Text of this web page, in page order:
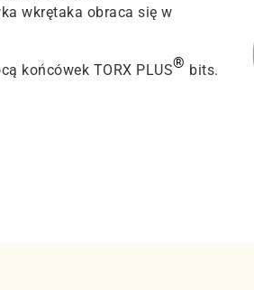
wkrętaka obraca się w
końcówek TORX PLUS® bits.